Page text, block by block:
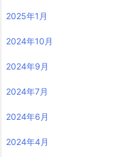
2025年1月
2024年10月
2024年9月
2024年7月
2024年6月
2024年4月